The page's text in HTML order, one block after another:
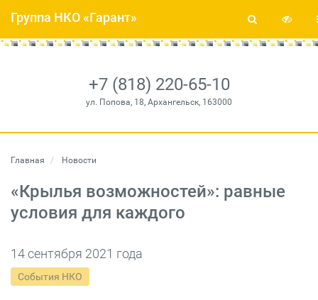
+7 (818) 220-65-10
ул. Попова, 18, Архангельск, 163000
Группа НКО «Гарант»
Главная Новости
«Крылья возможностей»: равные
условия для каждого
14 сентября 2021 года
События НКО